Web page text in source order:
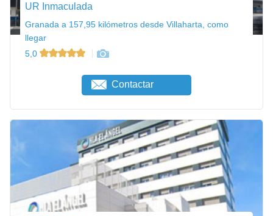
UR Inmaculada
Granada a 157,95 kilómetros desde Villaharta, como
llegar
5,0
Contactar